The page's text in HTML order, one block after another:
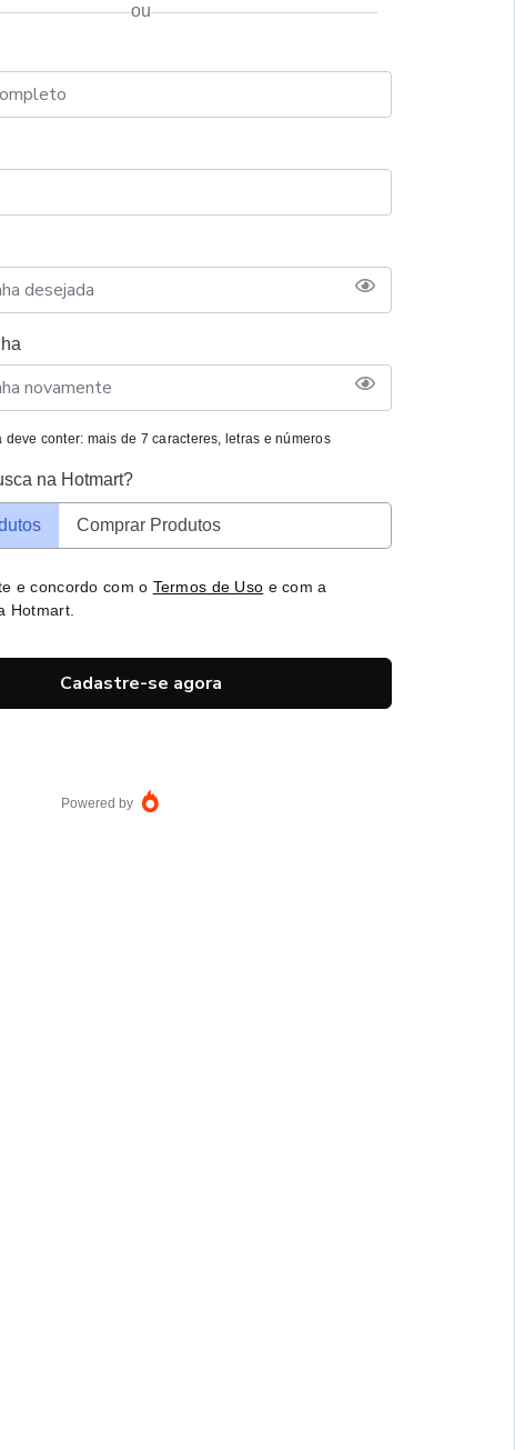
ou
deve conter: mais de 7 caracteres, letras e números
na Hotmart?
Comprar Produtos
e concordo com o Termos de Uso e com a
Hotmart.
Cadastre-se agora
Powered by